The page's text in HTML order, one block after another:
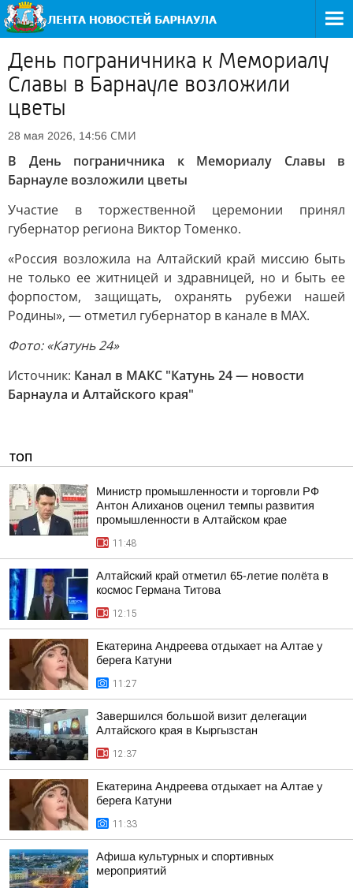
День пограничника к Мемориалу
Славы в Барнауле возложили
цветы
28 мая 2026, 14:56 СМИ
В День пограничника к Мемориалу Славы в
Барнауле возложили цветы
Участие в торжественной церемонии принял
губернатор региона Виктор Томенко.
«Россия возложила на Алтайский край миссию быть
не только ее житницей и здравницей, но и быть ее
форпостом, защищать, охранять рубежи нашей
Родины», — отметил губернатор в канале в MAX.
Фото: «Катунь 24»
Источник: Канал в МАКС "Катунь 24 — новости
Барнаула и Алтайского края"
ТОП
Министр промышленности и торговли РФ
Антон Алиханов оценил темпы развития
промышленности в Алтайском крае
11:48
Алтайский край отметил 65-летие полёта в
космос Германа Титова
12:15
Екатерина Андреева отдыхает на Алтае у
берега Катуни
11:27
Завершился большой визит делегации
Алтайского края в Кыргызстан
12:37
Екатерина Андреева отдыхает на Алтае у
берега Катуни
11:33
Афиша культурных и спортивных
мероприятий